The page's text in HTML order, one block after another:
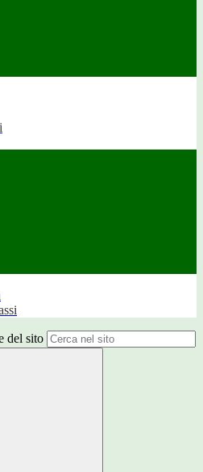
del sito